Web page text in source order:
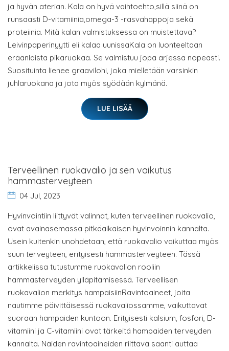
ja hyvän aterian. Kala on hyvä vaihtoehto,sillä siinä on
runsaasti D-vitamiinia,omega-3 -rasvahappoja sekä
proteiinia. Mitä kalan valmistuksessa on muistettava?
Leivinpaperinyytti eli kalaa uunissaKala on luonteeltaan
eräänlaista pikaruokaa. Se valmistuu jopa arjessa nopeasti.
Suosituinta lienee graavilohi, joka mielletään varsinkin
juhlaruokana ja jota myös syödään kylmänä.
LUE LISÄÄ
Terveellinen ruokavalio ja sen vaikutus
hammasterveyteen
04 Jul, 2023
Hyvinvointiin liittyvät valinnat, kuten terveellinen ruokavalio,
ovat avainasemassa pitkäaikaisen hyvinvoinnin kannalta.
Usein kuitenkin unohdetaan, että ruokavalio vaikuttaa myös
suun terveyteen, erityisesti hammasterveyteen. Tässä
artikkelissa tutustumme ruokavalion rooliin
hammasterveyden ylläpitämisessä. Terveellisen
ruokavalion merkitys hampaisiinRavintoaineet, joita
nautimme päivittäisessä ruokavaliossamme, vaikuttavat
suoraan hampaiden kuntoon. Erityisesti kalsium, fosfori, D-
vitamiini ja C-vitamiini ovat tärkeitä hampaiden terveyden
kannalta. Näiden ravintoaineiden riittävä saanti auttaa